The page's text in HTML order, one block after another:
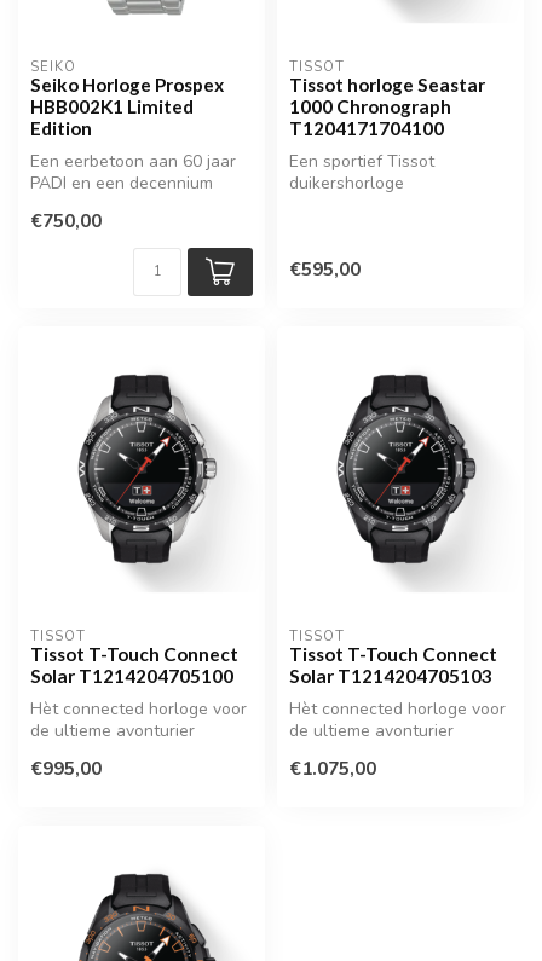
SEIKO
Seiko Horloge Prospex
HBB002K1 Limited
Edition
Een eerbetoon aan 60 jaar
PADI en een decennium
€750,00
TISSOT
Tissot horloge Seastar
1000 Chronograph
T1204171704100
Een sportief Tissot
duikershorloge
€595,00
TISSOT
Tissot T-Touch Connect
Solar T1214204705100
Hèt connected horloge voor
de ultieme avonturier
€995,00
TISSOT
Tissot T-Touch Connect
Solar T1214204705103
Hèt connected horloge voor
de ultieme avonturier
€1.075,00